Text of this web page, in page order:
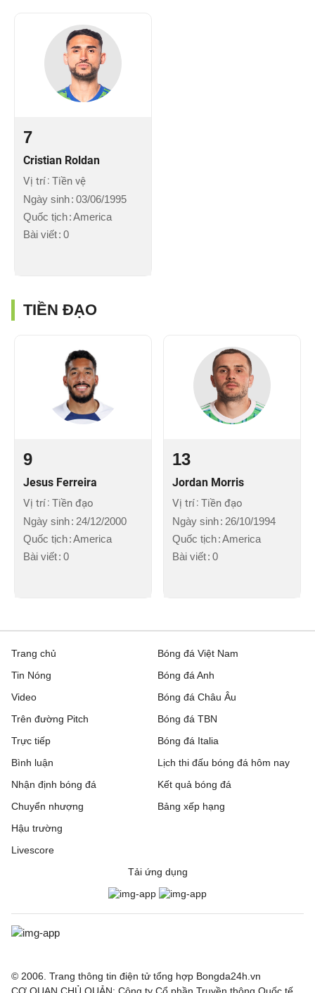
7
Cristian Roldan
Vị trí Tiền vệ
Ngày sinh 03/06/1995
Quốc tịch America
Bài viết 0
TIỀN ĐẠO
9
Jesus Ferreira
Vị trí Tiền đạo
Ngày sinh 24/12/2000
Quốc tịch America
Bài viết 0
13
Jordan Morris
Vị trí Tiền đạo
Ngày sinh 26/10/1994
Quốc tịch America
Bài viết 0
Trang chủ
Tin Nóng
Video
Trên đường Pitch
Trực tiếp
Bóng đá Việt Nam
Bóng đá Anh
Bóng đá Châu Âu
Bóng đá TBN
Bóng đá Italia
Bình luận
Nhận định bóng đá
Chuyển nhượng
Hậu trường
Livescore
Lịch thi đấu bóng đá hôm nay
Kết quả bóng đá
Bảng xếp hạng
Tải ứng dụng
© 2006. Trang thông tin điện tử tổng hợp Bongda24h.vn